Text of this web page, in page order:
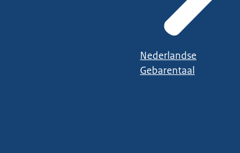
Nederlandse
Gebarentaal